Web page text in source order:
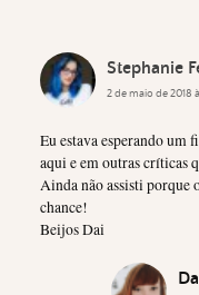
Stephanie
2 de maio de 2018
Eu estava esperando um
aqui e em outras críticas
Ainda não assisti porque
chance!
Beijos Dai